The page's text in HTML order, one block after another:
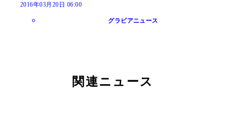
2016年03月20日 06:00
グラビアニュース
関連ニュース